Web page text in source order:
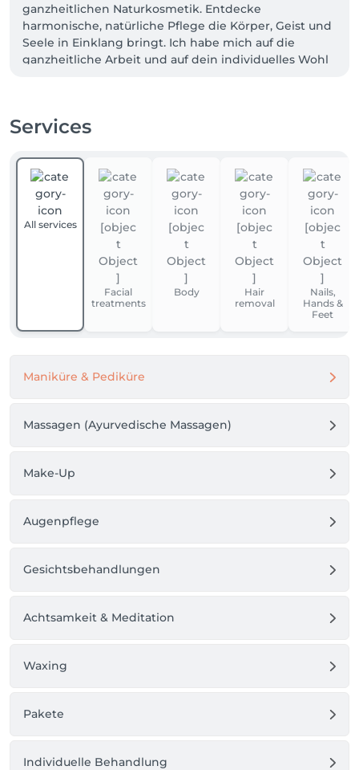
ganzheitlichen Naturkosmetik. Entdecke
harmonische, natürliche Pflege die Körper, Geist und
Seele in Einklang bringt. Ich habe mich auf die
ganzheitliche Arbeit und auf dein individuelles Wohl
nicht nur das Wolhlbefinden von außen, sondern
auf dich abgestimmt, fließen auch Achtsamkeit und
Meditation mit ein, um dein Gleichgewicht auf allen
Ebenen zu unterstützen.
Services
All services
Facial
treatments
Body
Hair
removal
Nails,
Hands &
Feet
Maniküre & Pediküre
Massagen (Ayurvedische Massagen)
Make-Up
Augenpflege
Gesichtsbehandlungen
Achtsamkeit & Meditation
Waxing
Pakete
Individuelle Behandlung